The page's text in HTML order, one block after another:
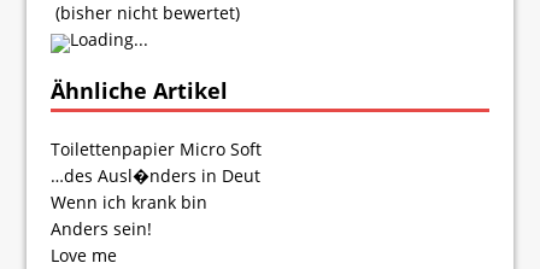
(bisher nicht bewertet)
Loading...
Ähnliche Artikel
Toilettenpapier Micro Soft
…des Ausl�nders in Deut
Wenn ich krank bin
Anders sein!
Love me